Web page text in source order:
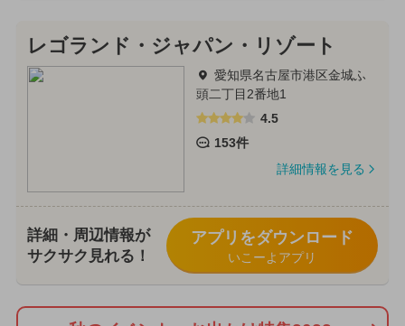
レゴランド・ジャパン・リゾート
愛知県名古屋市港区金城ふ
頭二丁目2番地1
4.5
153件
詳細情報を見る
詳細・周辺情報が
サクサク見れる！
アプリをダウンロード
いこーよアプリ